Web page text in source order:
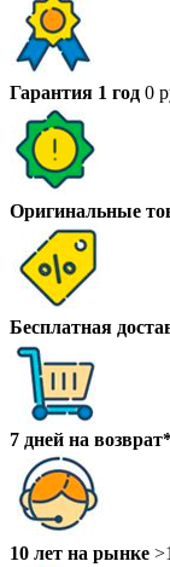
Гарантия 1 год 0
Оригинальные
Бесплатная
7 дней на
10 лет на рынке